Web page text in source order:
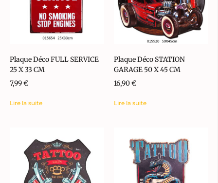
Plaque Déco FULL SERVICE
25 X 33 CM
7,99€
Lire la suite
Plaque Déco STATION
GARAGE 50 X 45 CM
16,90€
Lire la suite